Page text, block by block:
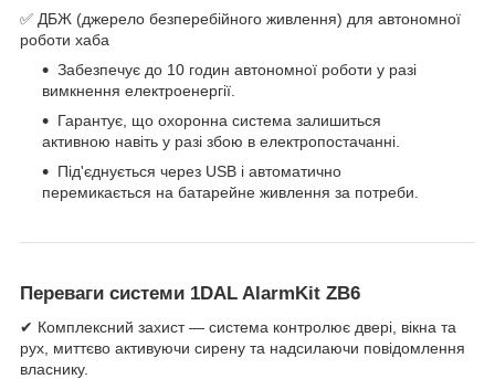
✅ ДБЖ (джерело безперебійного живлення) для автономної
роботи хаба
Забезпечує до 10 годин автономної роботи у разі
вимкнення електроенергії.
Гарантує, що охоронна система залишиться
активною навіть у разі збою в електропостачанні.
Під'єднується через USB і автоматично
перемикається на батарейне живлення за потреби.
Переваги системи 1DAL AlarmKit ZB6
✔ Комплексний захист — система контролює двері, вікна та
рух, миттєво активуючи сирену та надсилаючи повідомлення
власнику.